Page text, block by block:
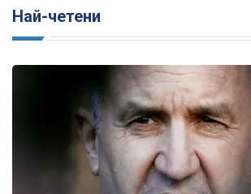
Най-четени